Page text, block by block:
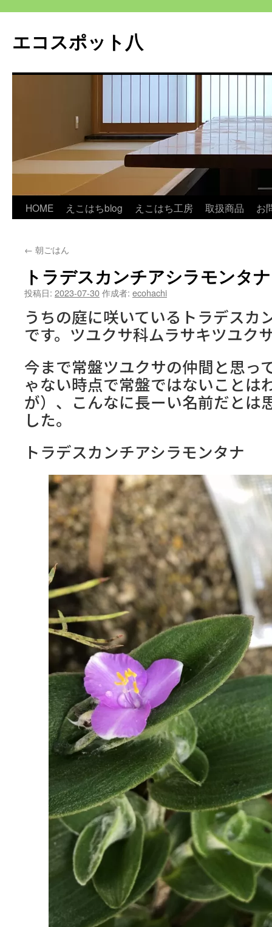
エコスポット八
テ
ツ
キ
HOME えこはちblog えこはち工房 取扱商品 お
← 朝ごはん
トラデスカンチアシラモンタナ
投稿日: 2023-07-30作成者: ecohachi
うちの庭に咲いているトラデスカ
です。ツユクサ科ムラサキツユク
今まで常盤ツユクサの仲間と思っ
ゃない時点で常盤ではないことは
が）、こんなに長ーい名前だとは
した。
トラデスカンチアシラモンタナ